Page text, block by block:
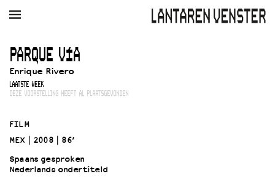
AGENDA FILM
Winkelmandje
Zoek
Openingstijden & contact
Bereikbaarheid
PARQUE VÍA
Enrique Rivero
LAATSTE WEEK
DEZE VOORSTELLING HEEFT AL PLAATSGEVONDEN
FILM
MEX
2008
86’
Spaans gesproken
Nederlands ondertiteld